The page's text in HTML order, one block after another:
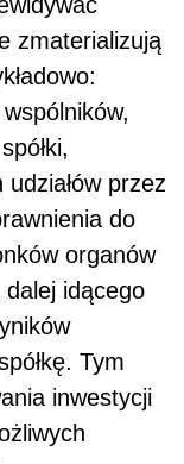
zmaterializują
spółki,
przez
do
organów
dalej idącego
Tym
inwestycji